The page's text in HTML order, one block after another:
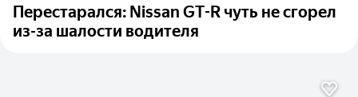
Перестарался: Nissan GT-R чуть не сгорел
из-за шалости водителя